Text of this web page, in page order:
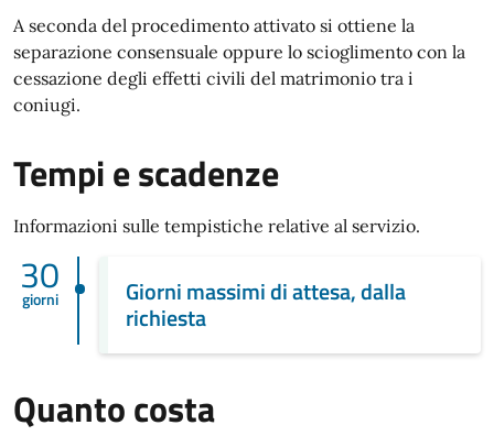
A seconda del procedimento attivato si ottiene la
separazione consensuale oppure lo scioglimento con la
cessazione degli effetti civili del matrimonio tra i
coniugi.
Tempi e scadenze
Informazioni sulle tempistiche relative al servizio.
30
giorni Giorni massimi di attesa, dalla
richiesta
Quanto costa